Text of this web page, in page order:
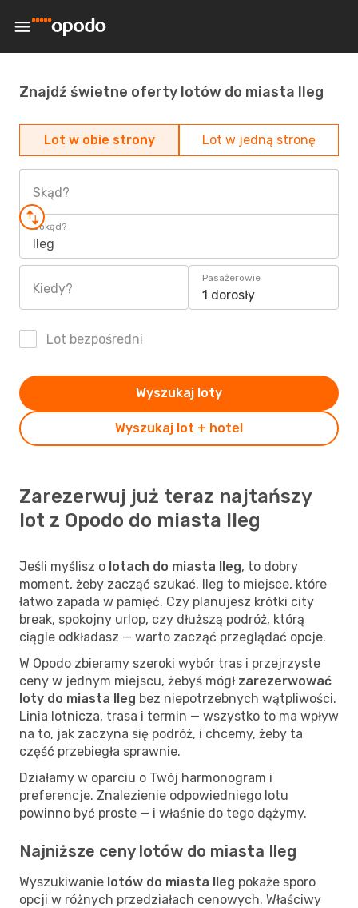
Znajdź świetne oferty lotów do miasta Ileg
Lot w obie strony Lot w jedną stronę
Skąd?
Dokąd?
Ileg
Kiedy?
Pasażerowie
1 dorosły
Lot bezpośredni
Wyszukaj lot + hotel
Wyszukaj loty
Zarezerwuj już teraz najtańszy
lot z Opodo do miasta Ileg
Jeśli myślisz o lotach do miasta Ileg, to dobry
moment, żeby zacząć szukać. Ileg to miejsce, które
łatwo zapada w pamięć. Czy planujesz krótki city
break, spokojny urlop, czy dłuższą podróż, którą
ciągle odkładasz — warto zacząć przeglądać opcje.
W Opodo zbieramy szeroki wybór tras i przejrzyste
ceny w jednym miejscu, żebyś mógł zarezerwować
loty do miasta Ileg bez niepotrzebnych wątpliwości.
Linia lotnicza, trasa i termin — wszystko to ma wpływ
na to, jak zaczyna się podróż, i chcemy, żeby ta
część przebiegła sprawnie.
Działamy w oparciu o Twój harmonogram i
preferencje. Znalezienie odpowiedniego lotu
powinno być proste — i właśnie do tego dążymy.
Najniższe ceny lotów do miasta Ileg
Wyszukiwanie lotów do miasta Ileg pokaże sporo
opcji w różnych przedziałach cenowych. Właściwy